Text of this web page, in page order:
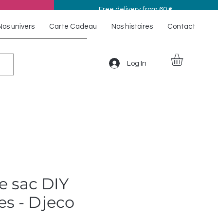
Free delivery from 60 €
univers Carte Cadeau Nos histoires Contact
Log In
sac DIY
- Djeco